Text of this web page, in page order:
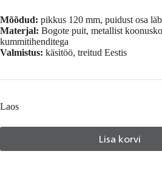
Mõõdud: pikkus 120 mm, puidust osa
Materjal: Bogote puit, metallist
kummitihenditega
Valmistus: käsitöö, treitud Eestis
Laos
Lisa korvi